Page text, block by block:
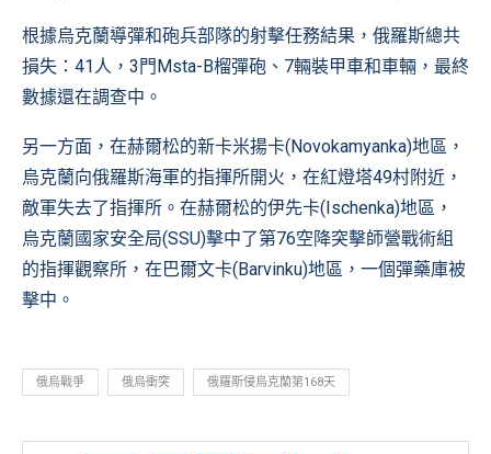
根據烏克蘭導彈和砲兵部隊的射擊任務結果，俄羅斯總共
損失：41人，3門Msta-B榴彈砲、7輛裝甲車和車輛，最終
數據還在調查中。
另一方面，在赫爾松的新卡米揚卡(Novokamyanka)地區，
烏克蘭向俄羅斯海軍的指揮所開火，在紅燈塔49村附近，
敵軍失去了指揮所。在赫爾松的伊先卡(Ischenka)地區，
烏克蘭國家安全局(SSU)擊中了第76空降突擊師營戰術組
的指揮觀察所，在巴爾文卡(Barvinku)地區，一個彈藥庫被
擊中。
俄烏戰爭 俄烏衝突 俄羅斯侵烏克蘭第168天